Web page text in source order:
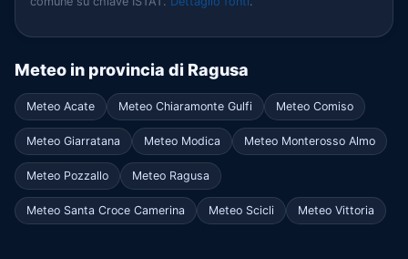
Meteo in provincia di Ragusa
Meteo Acate Meteo Chiaramonte Gulfi Meteo Comiso
Meteo Giarratana Meteo Modica Meteo Monterosso Almo
Meteo Pozzallo Meteo Ragusa
Meteo Santa Croce Camerina Meteo Scicli Meteo Vittoria